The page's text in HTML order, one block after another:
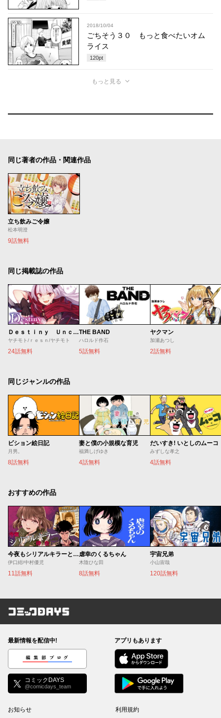
2018/10/04
ごちそう３０ もっと食べたいオム
ライス
120pt
もっと見る
同じ著者の作品・関連作品
立ち飲みご令嬢
松本明澄
9話無料
同じ掲載誌の作品
Ｄｅｓｔｉｎｙ Ｕｎｃｈａｉｎ Ｏｎｌｉｎｅ 吸血鬼少女となって、やがて『赤の魔王』と呼ばれるようになりました
ヤチモト/ｒｅｓｎ/ヤチモト
24話無料
THE BAND
ハロルド作石
5話無料
ヤクマン
加瀬あつし
2話無料
同じジャンルの作品
ビション絵日記
月男。
8話無料
妻と僕の小規模な育児
福満しげゆき
4話無料
だいすき! いとしのムーコ
みずしな孝之
4話無料
おすすめの作品
今夜もシリアルキラーと待ち合わせ
伊口紺/中村優児
11話無料
虐幸のくるちゃん
木陰ひな田
8話無料
宇宙兄弟
小山宙哉
120話無料
コミックDAYS
最新情報を配信中!
編集部ブログ
コミックDAYS
@comicdays_team
アプリもあります
お知らせ 利用規約